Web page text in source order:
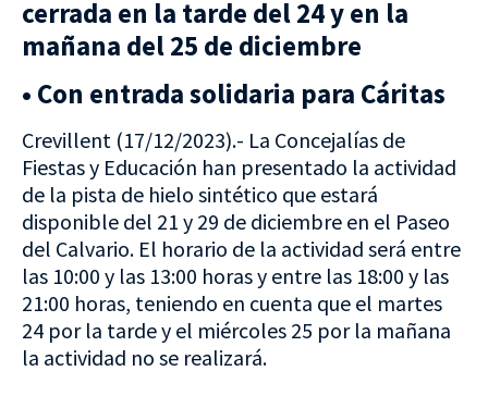
cerrada en la tarde del 24 y en la
mañana del 25 de diciembre
• Con entrada solidaria para Cáritas
Crevillent (17/12/2023).- La Concejalías de
Fiestas y Educación han presentado la actividad
de la pista de hielo sintético que estará
disponible del 21 y 29 de diciembre en el Paseo
del Calvario. El horario de la actividad será entre
las 10:00 y las 13:00 horas y entre las 18:00 y las
21:00 horas, teniendo en cuenta que el martes
24 por la tarde y el miércoles 25 por la mañana
la actividad no se realizará.